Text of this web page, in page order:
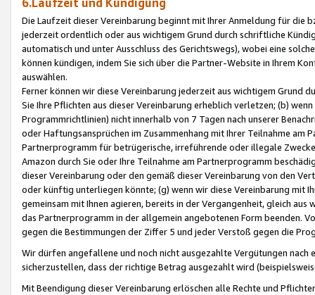
Die Laufzeit dieser Vereinbarung beginnt mit Ihrer Anmeldung für die
jederzeit ordentlich oder aus wichtigem Grund durch schriftliche
automatisch und unter Ausschluss des Gerichtswegs), wobei eine
können kündigen, indem Sie sich über die Partner-Website in Ihrem
auswählen.
Ferner können wir diese Vereinbarung jederzeit aus wichtigem Grund
Sie Ihre Pflichten aus dieser Vereinbarung erheblich verletzen; (b)
Programmrichtlinien) nicht innerhalb von 7 Tagen nach unserer
oder Haftungsansprüchen im Zusammenhang mit Ihrer Teilnahme am
Partnerprogramm für betrügerische, irreführende oder illegale
Amazon durch Sie oder Ihre Teilnahme am Partnerprogramm
dieser Vereinbarung oder den gemäß dieser Vereinbarung von den
oder künftig unterliegen könnte; (g) wenn wir diese Vereinbarung mit
gemeinsam mit Ihnen agieren, bereits in der Vergangenheit, gleich
das Partnerprogramm in der allgemein angebotenen Form beenden.
gegen die Bestimmungen der Ziffer 5 und jeder Verstoß gegen die
Wir dürfen angefallene und noch nicht ausgezahlte Vergütungen
sicherzustellen, dass der richtige Betrag ausgezahlt wird
Mit Beendigung dieser Vereinbarung erlöschen alle Rechte und